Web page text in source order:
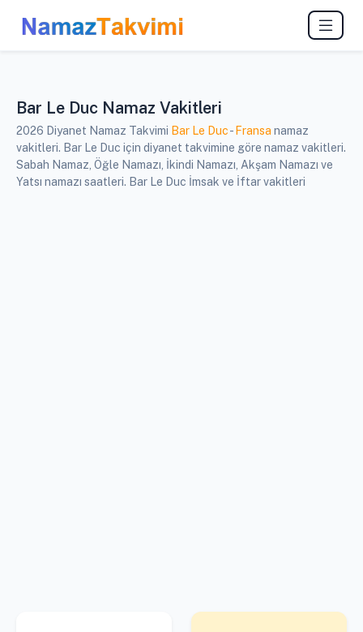
Bar Le Duc Namaz Vakitleri
2026 Diyanet Namaz Takvimi Bar Le Duc- Fransa namaz
vakitleri. Bar Le Duc için diyanet takvimine göre namaz vakitleri.
Sabah Namaz, Öğle Namazı, İkindi Namazı, Akşam Namazı ve
Yatsı namazı saatleri. Bar Le Duc İmsak ve İftar vakitleri